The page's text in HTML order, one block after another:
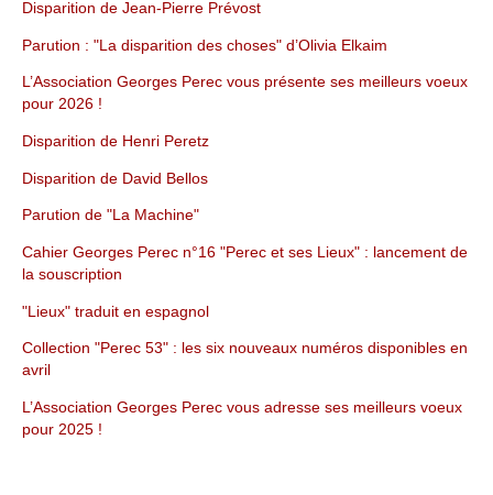
Disparition de Jean-Pierre Prévost
Parution : "La disparition des choses" d’Olivia Elkaim
L’Association Georges Perec vous présente ses meilleurs voeux
pour 2026 !
Disparition de Henri Peretz
Disparition de David Bellos
Parution de "La Machine"
Cahier Georges Perec n°16 "Perec et ses Lieux" : lancement de
la souscription
"Lieux" traduit en espagnol
Collection "Perec 53" : les six nouveaux numéros disponibles en
avril
L’Association Georges Perec vous adresse ses meilleurs voeux
pour 2025 !